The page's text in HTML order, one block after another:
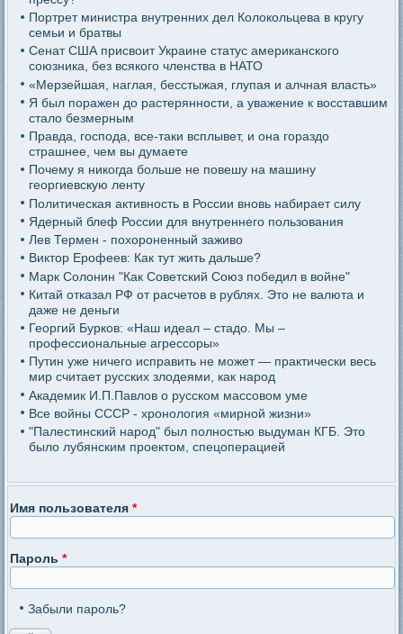
Портрет министра внутренних дел Колокольцева в кругу
семьи и братвы
Сенат США присвоит Украине статус американского
союзника, без всякого членства в НАТО
«Мерзейшая, наглая, бесстыжая, глупая и алчная власть»
Я был поражен до растерянности, а уважение к восставшим
стало безмерным
Правда, господа, все-таки всплывет, и она гораздо
страшнее, чем вы думаете
Почему я никогда больше не повешу на машину
георгиевскую ленту
Политическая активность в России вновь набирает силу
Ядерный блеф России для внутреннего пользования
Лев Термен - похороненный заживо
Виктор Ерофеев: Как тут жить дальше?
Марк Солонин "Как Советский Союз победил в войне"
Китай отказал РФ от расчетов в рублях. Это не валюта и
даже не деньги
Георгий Бурков: «Наш идеал – стадо. Мы –
профессиональные агрессоры»
Путин уже ничего исправить не может — практически весь
мир считает русских злодеями, как народ
Академик И.П.Павлов о русском массовом уме
Все войны СССР - хронология «мирной жизни»
"Палестинский народ" был полностью выдуман КГБ. Это
было лубянским проектом, спецоперацией
Имя пользователя*
Пароль*
Забыли пароль?